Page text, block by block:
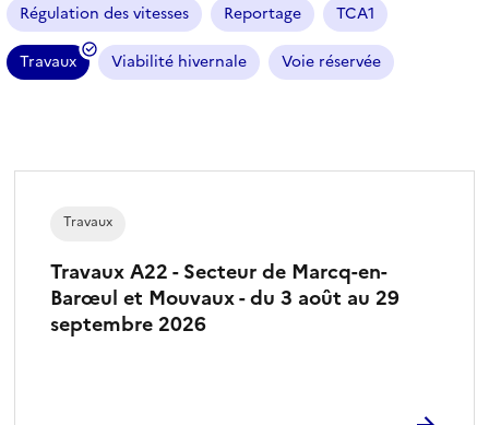
Régulation des vitesses Reportage TCA1
Travaux
(
t
é
e
Viabilité hivernale Voie réservée
Travaux A22 - Secteur de Marcq-en-
Barœul et Mouvaux - du 3 août au 29
septembre 2026
Travaux